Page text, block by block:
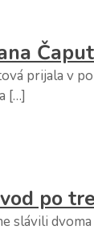
prijala v
[…]
po
slávili